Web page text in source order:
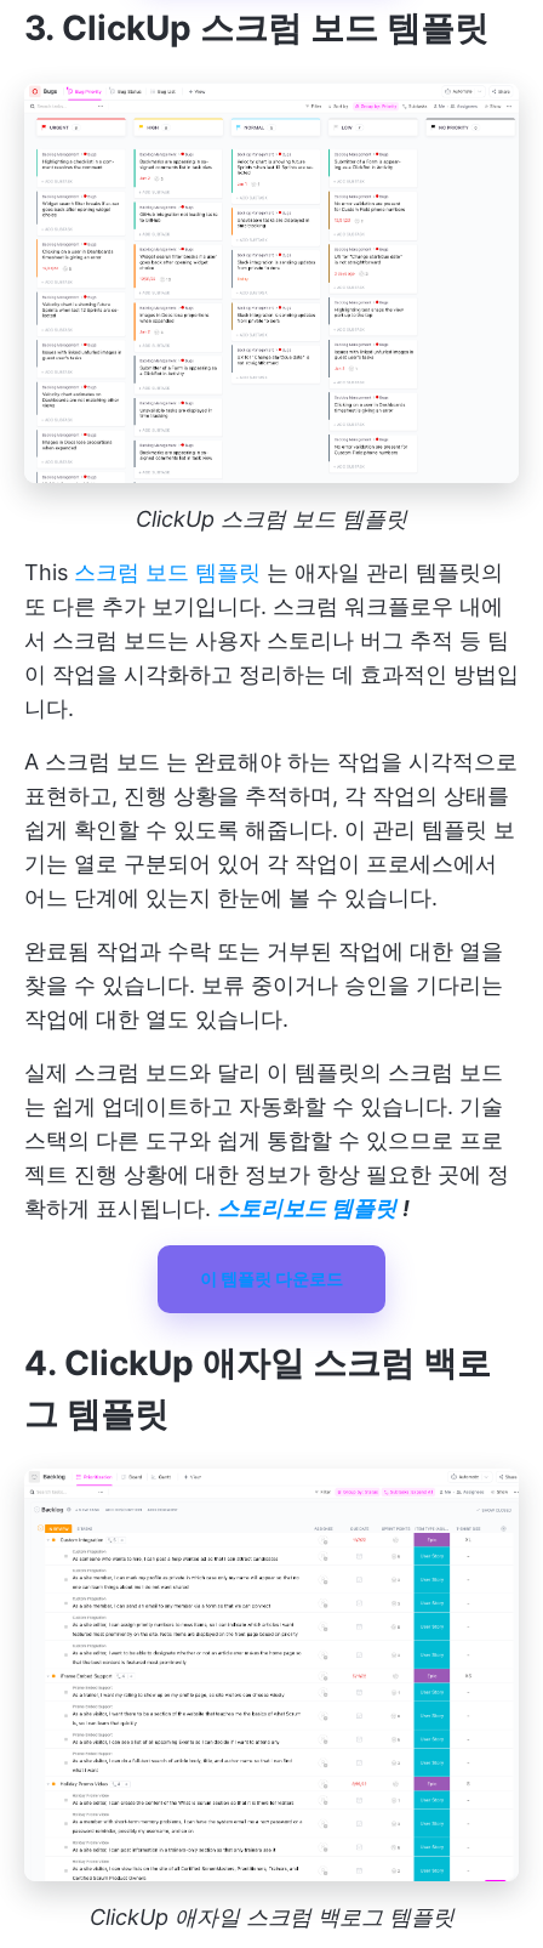
3. ClickUp 스크럼 보드 템플릿
ClickUp 스크럼 보드 템플릿
This 스크럼 보드 템플릿 는 애자일 관리 템플릿의
또 다른 추가 보기입니다. 스크럼 워크플로우 내에
서 스크럼 보드는 사용자 스토리나 버그 추적 등 팀
이 작업을 시각화하고 정리하는 데 효과적인 방법입
니다.
A 스크럼 보드 는 완료해야 하는 작업을 시각적으로
표현하고, 진행 상황을 추적하며, 각 작업의 상태를
쉽게 확인할 수 있도록 해줍니다. 이 관리 템플릿 보
기는 열로 구분되어 있어 각 작업이 프로세스에서
어느 단계에 있는지 한눈에 볼 수 있습니다.
완료됨 작업과 수락 또는 거부된 작업에 대한 열을
찾을 수 있습니다. 보류 중이거나 승인을 기다리는
작업에 대한 열도 있습니다.
실제 스크럼 보드와 달리 이 템플릿의 스크럼 보드
는 쉽게 업데이트하고 자동화할 수 있습니다. 기술
스택의 다른 도구와 쉽게 통합할 수 있으므로 프로
젝트 진행 상황에 대한 정보가 항상 필요한 곳에 정
확하게 표시됩니다. 스토리보드 템플릿 !
이 템플릿 다운로드
4. ClickUp 애자일 스크럼 백로
그 템플릿
ClickUp 애자일 스크럼 백로그 템플릿